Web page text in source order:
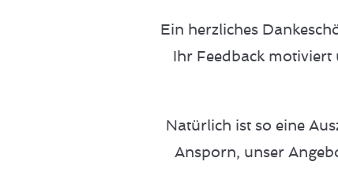
Ein herzliches
Ihr Feedback motiviert
Natürlich ist so eine
Ansporn, unser